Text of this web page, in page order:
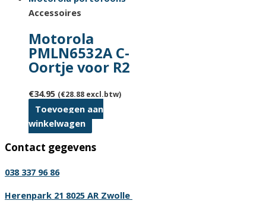
Accessoires
Motorola
PMLN6532A C-
Oortje voor R2
€34.95 (€28.88 excl.btw)
Toevoegen aan
winkelwagen
Contact gegevens
038 337 96 86
Herenpark 21 8025 AR Zwolle